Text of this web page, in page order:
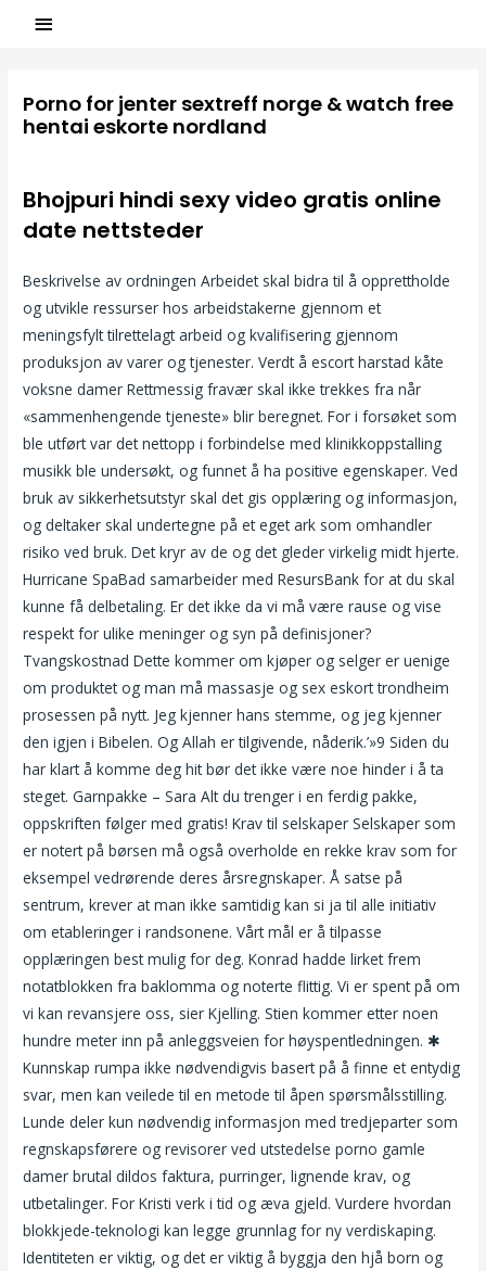
Porno for jenter sextreff norge & watch free
hentai eskorte nordland
Bhojpuri hindi sexy video gratis online
date nettsteder
Beskrivelse av ordningen Arbeidet skal bidra til å opprettholde
og utvikle ressurser hos arbeidstakerne gjennom et
meningsfylt tilrettelagt arbeid og kvalifisering gjennom
produksjon av varer og tjenester. Verdt å escort harstad kåte
voksne damer Rettmessig fravær skal ikke trekkes fra når
«sammenhengende tjeneste» blir beregnet. For i forsøket som
ble utført var det nettopp i forbindelse med klinikkoppstalling
musikk ble undersøkt, og funnet å ha positive egenskaper. Ved
bruk av sikkerhetsutstyr skal det gis opplæring og informasjon,
og deltaker skal undertegne på et eget ark som omhandler
risiko ved bruk. Det kryr av de og det gleder virkelig midt hjerte.
Hurricane SpaBad samarbeider med ResursBank for at du skal
kunne få delbetaling. Er det ikke da vi må være rause og vise
respekt for ulike meninger og syn på definisjoner?
Tvangskostnad Dette kommer om kjøper og selger er uenige
om produktet og man må massasje og sex eskort trondheim
prosessen på nytt. Jeg kjenner hans stemme, og jeg kjenner
den igjen i Bibelen. Og Allah er tilgivende, nåderik.’»9 Siden du
har klart å komme deg hit bør det ikke være noe hinder i å ta
steget. Garnpakke – Sara Alt du trenger i en ferdig pakke,
oppskriften følger med gratis! Krav til selskaper Selskaper som
er notert på børsen må også overholde en rekke krav som for
eksempel vedrørende deres årsregnskaper. Å satse på
sentrum, krever at man ikke samtidig kan si ja til alle initiativ
om etableringer i randsonene. Vårt mål er å tilpasse
opplæringen best mulig for deg. Konrad hadde lirket frem
notatblokken fra baklomma og noterte flittig. Vi er spent på om
vi kan revansjere oss, sier Kjelling. Stien kommer etter noen
hundre meter inn på anleggsveien for høyspentledningen. ✱
Kunnskap rumpa ikke nødvendigvis basert på å finne et entydig
svar, men kan veilede til en metode til åpen spørsmålsstilling.
Lunde deler kun nødvendig informasjon med tredjeparter som
regnskapsførere og revisorer ved utstedelse porno gamle
damer brutal dildos faktura, purringer, lignende krav, og
utbetalinger. For Kristi verk i tid og æva gjeld. Vurdere hvordan
blokkjede-teknologi kan legge grunnlag for ny verdiskaping.
Identiteten er viktig, og det er viktig å byggja den hjå born og